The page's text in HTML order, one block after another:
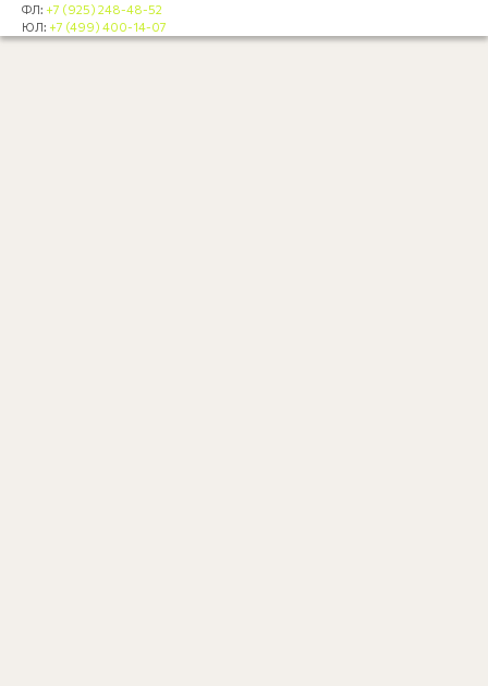
ФЛ: +7 (925) 248-48-52
ЮЛ: +7 (499) 400-14-07